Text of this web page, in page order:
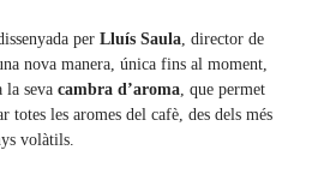
dissenyada per Lluís Saula , director de
nova manera, única fins al moment,
la seva cambra d’aroma , que permet
totes les aromes del cafè, des dels més
volàtils.